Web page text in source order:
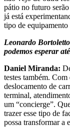
pátio no futuro
já está
tipo de
Leonardo
podemos esperar
Daniel Miranda:
testes também.
deslocamento de
terminal,
um “concierge”.
trazer esse tipo de
possa transformar a